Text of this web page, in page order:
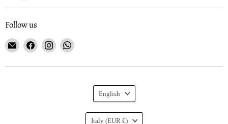
Follow us
Email
Gioielleria
Curnis
Find
on
Find
on
Find
on
Language
English
Country
Italy (EUR €)